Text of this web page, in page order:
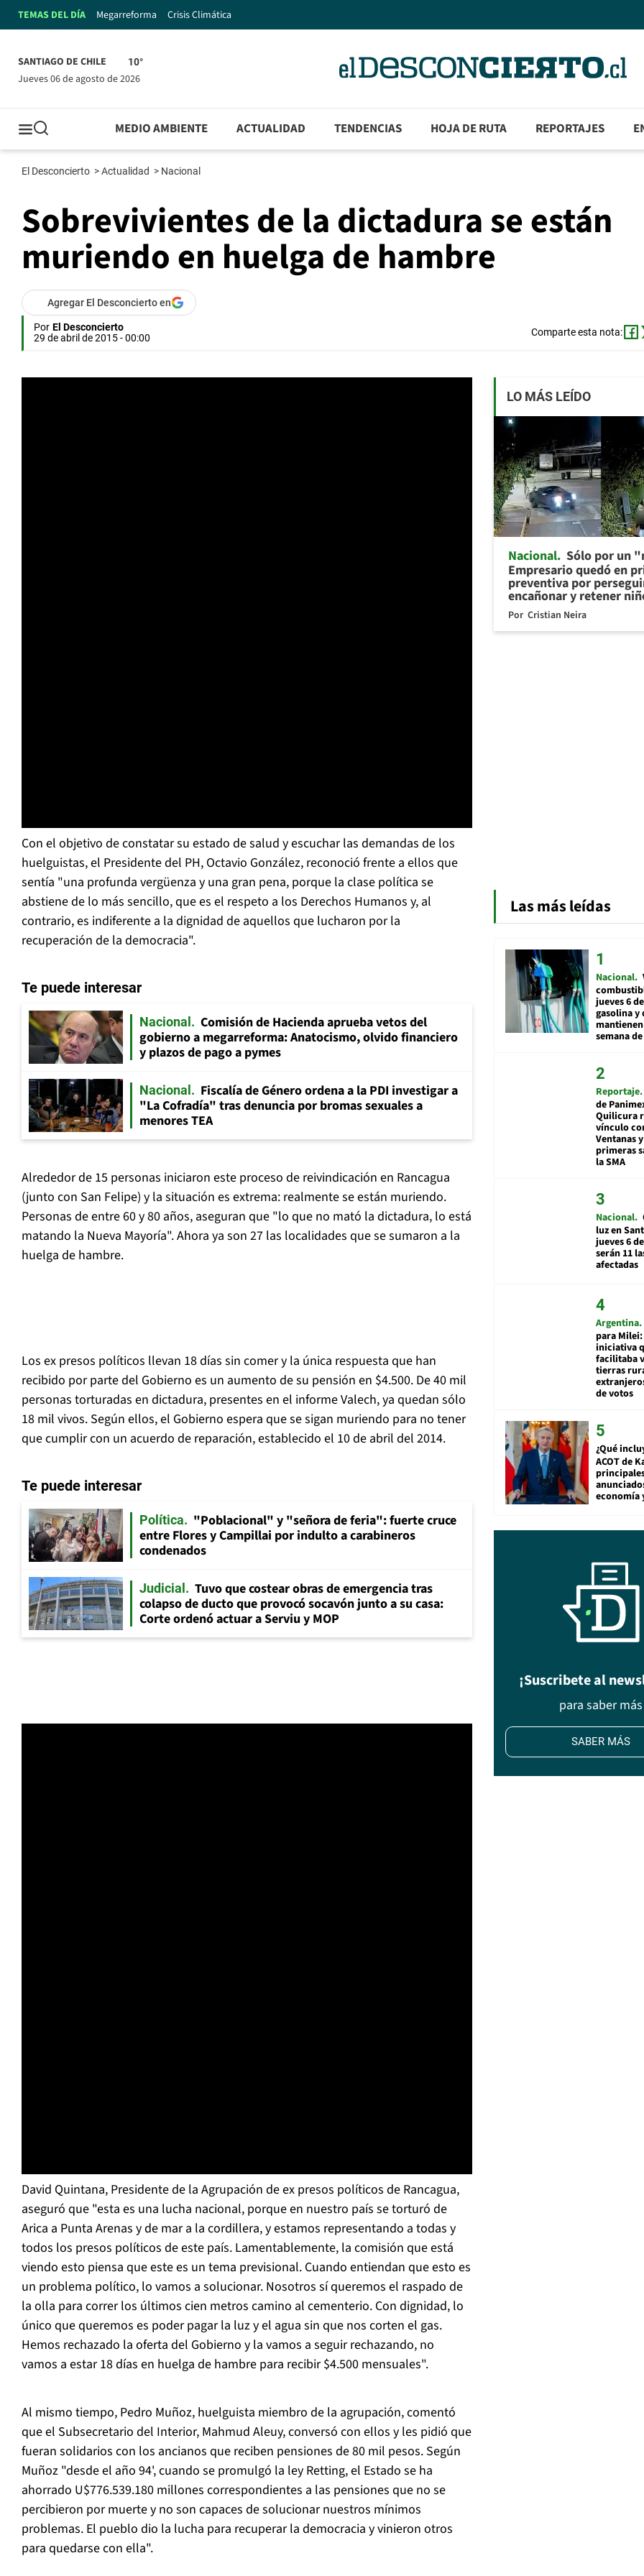
TEMAS DEL DÍA Megarreforma Crisis Climática
SANTIAGO DE CHILE 10°
jueves 06 de agosto de 2026
MEDIO AMBIENTE ACTUALIDAD TENDENCIAS HOJA DE RUTA REPORTAJES
El Desconcierto >Actualidad > Nacional
Sobrevivientes de la dictadura se están
muriendo en huelga de hambre
Agregar El Desconcierto en
Por El Desconcierto
29 de abril de 2015 - 00:00
Comparte esta nota:
Con el objetivo de constatar su estado de salud y escuchar las demandas de los
huelguistas, el Presidente del PH, Octavio González, reconoció frente a ellos que
sentía "una profunda vergüenza y una gran pena, porque la clase política se
abstiene de lo más sencillo, que es el respeto a los Derechos Humanos y, al
contrario, es indiferente a la dignidad de aquellos que lucharon por la
recuperación de la democracia".
Te puede interesar
Nacional
Comisión de Hacienda aprueba vetos del
gobierno a megarreforma: Anatocismo, olvido financiero
y plazos de pago a pymes
Nacional
Fiscalía de Género ordena a la PDI investigar a
"La Cofradía" tras denuncia por bromas sexuales a
menores TEA
Alrededor de 15 personas iniciaron este proceso de reivindicación en Rancagua
(junto con San Felipe) y la situación es extrema: realmente se están muriendo.
Personas de entre 60 y 80 años, aseguran que "lo que no mató la dictadura, lo está
matando la Nueva Mayoría". Ahora ya son 27 las localidades que se sumaron a la
huelga de hambre.
Los ex presos políticos llevan 18 días sin comer y la única respuesta que han
recibido por parte del Gobierno es un aumento de su pensión en $4.500. De 40 mil
personas torturadas en dictadura, presentes en el informe Valech, ya quedan sólo
18 mil vivos. Según ellos, el Gobierno espera que se sigan muriendo para no tener
que cumplir con un acuerdo de reparación, establecido el 10 de abril del 2014.
Te puede interesar
Política
"Poblacional" y "señora de feria": fuerte cruce
entre Flores y Campillai por indulto a carabineros
condenados
Judicial
Tuvo que costear obras de emergencia tras
colapso de ducto que provocó socavón junto a su casa:
Corte ordenó actuar a Serviu y MOP
David Quintana, Presidente de la Agrupación de ex presos políticos de Rancagua,
aseguró que "esta es una lucha nacional, porque en nuestro país se torturó de
Arica a Punta Arenas y de mar a la cordillera, y estamos representando a todas y
todos los presos políticos de este país. Lamentablemente, la comisión que está
viendo esto piensa que este es un tema previsional. Cuando entiendan que esto es
un problema político, lo vamos a solucionar. Nosotros sí queremos el raspado de
la olla para correr los últimos cien metros camino al cementerio. Con dignidad, lo
único que queremos es poder pagar la luz y el agua sin que nos corten el gas.
Hemos rechazado la oferta del Gobierno y la vamos a seguir rechazando, no
vamos a estar 18 días en huelga de hambre para recibir $4.500 mensuales".
Al mismo tiempo, Pedro Muñoz, huelguista miembro de la agrupación, comentó
que el Subsecretario del Interior, Mahmud Aleuy, conversó con ellos y les pidió que
fueran solidarios con los ancianos que reciben pensiones de 80 mil pesos. Según
Muñoz "desde el año 94', cuando se promulgó la ley Retting, el Estado se ha
ahorrado U$776.539.180 millones correspondientes a las pensiones que no se
percibieron por muerte y no son capaces de solucionar nuestros mínimos
problemas. El pueblo dio la lucha para recuperar la democracia y vinieron otros
para quedarse con ella".
LO MÁS LEÍDO
Nacional Sólo por un
Empresario quedó en
preventiva por
encañonar y retener
Por Cristian Neira
Las más leídas
Nacional
jueves 6
gasolina y
semana
Reportaje
de
Quilicura
vínculo
Ventanas
primeras
la SMA
Nacional
luz en
jueves 6
serán 11
afectadas
Argentina
para
iniciativa
facilitaba
tierras
de votos
¿Qué
ACOT de
economía
¡Suscribete al
para saber más
SABER MÁS